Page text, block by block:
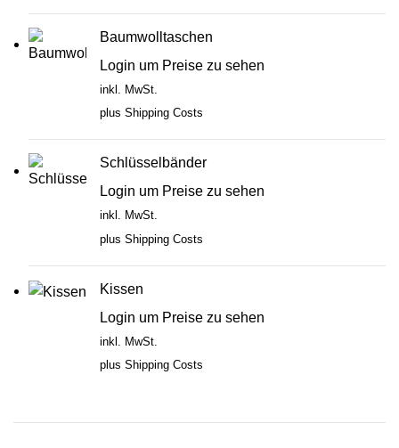
Baumwolltaschen
Login um Preise zu sehen
inkl. MwSt.
plus Shipping Costs
Schlüsselbänder
Login um Preise zu sehen
inkl. MwSt.
plus Shipping Costs
Kissen
Login um Preise zu sehen
inkl. MwSt.
plus Shipping Costs